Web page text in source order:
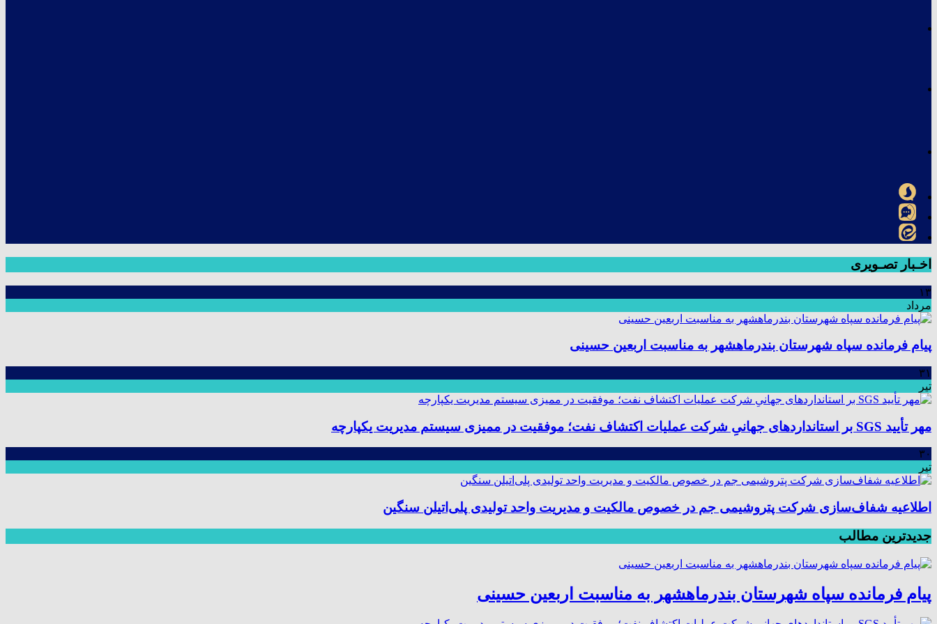
اخـبار تصـویری
۱۳
مرداد
پیام فرمانده سپاه شهرستان بندرماهشهر به مناسبت اربعین حسینی
۳۱
تیر
مهر تأیید SGS بر استانداردهای جهانیِ شرکت عملیات اکتشاف نفت؛ موفقیت در ممیزی سیستم مدیریت یکپارچه
۳۰
تیر
اطلاعیه شفاف‌سازی شرکت پتروشیمی جم در خصوص مالکیت و مدیریت واحد تولیدی پلی‌اتیلن سنگین
جدیدترین مطالب
پیام فرمانده سپاه شهرستان بندرماهشهر به مناسبت اربعین حسینی